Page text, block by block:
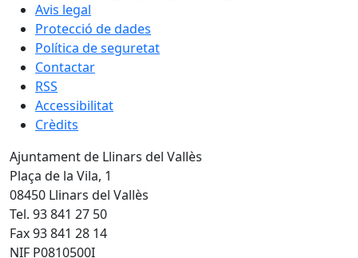
Avis legal
Protecció de dades
Política de seguretat
Contactar
RSS
Accessibilitat
Crèdits
Ajuntament de Llinars del Vallès
Plaça de la Vila, 1
08450 Llinars del Vallès
Tel. 93 841 27 50
Fax 93 841 28 14
NIF P0810500I